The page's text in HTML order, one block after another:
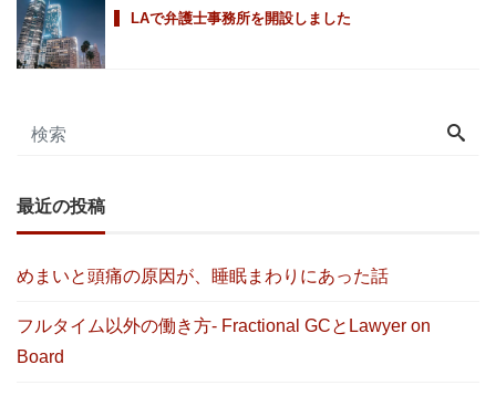
LAで弁護士事務所を開設しました
最近の投稿
めまいと頭痛の原因が、睡眠まわりにあった話
フルタイム以外の働き方- Fractional GCとLawyer on
Board